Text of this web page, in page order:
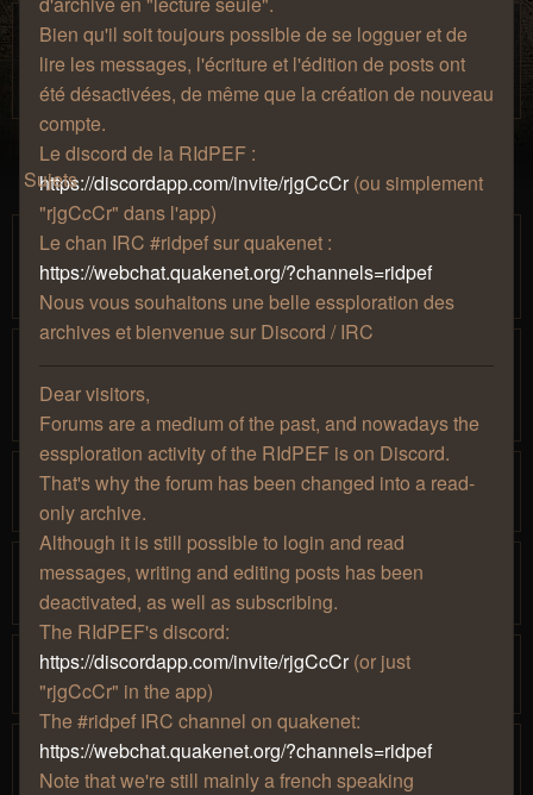
Bien qu'il soit toujours possible de se logguer et de
lire les messages, l'écriture et l'édition de posts ont
été désactivées, de même que la création de nouveau
compte.
Le discord de la RIdPEF :
https://discordapp.com/invite/rjgCcCr(ou simplement
"rjgCcCr" dans l'app)
Le chan IRC #ridpef sur quakenet :
https://webchat.quakenet.org/?channels=ridpef
Nous vous souhaitons une belle essploration des
archives et bienvenue sur Discord / IRC
Dear visitors,
Forums are a medium of the past, and nowadays the
essploration activity of the RIdPEF is on Discord.
That's why the forum has been changed into a read-
only archive.
Although it is still possible to login and read
messages, writing and editing posts has been
deactivated, as well as subscribing.
The RIdPEF's discord:
https://discordapp.com/invite/rjgCcCr(or just
"rjgCcCr" in the app)
The #ridpef IRC channel on quakenet:
https://webchat.quakenet.org/?channels=ridpef
Note that we're still mainly a french speaking
Règles de bienséance.
parZhao» jeu. 27 août 2009, 12:57 » dansSalon de
café
Sujets
[Minecraft] Serveur 1.14
1 … 12 13
parMjollna» lun. 06
août 2018, 18:42
(SevTech)
par
[Minecraft] Modpacks / mods cools
par
[Final Fantasy]Le marathon continue.
par Djbapt» jeu. 14 mars 2019, 15:38
[Elite Dangerous] Distant World 2
parHâthor» ven. 09 mars 2018, 15:11
[Elite Dangerous] Liens utiles
parHâthor» sam. 03 nov. 2018, 15:52